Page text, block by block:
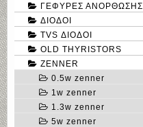
ΓΕΦΥΡΕΣ ΑΝΟΡΘΩΣΗΣ
ΔΙΟΔΟΙ
TVS ΔΙΟΔΟΙ
OLD THYRISTORS
ZENNER
0.5w zenner
1w zenner
1.3w zenner
5w zenner